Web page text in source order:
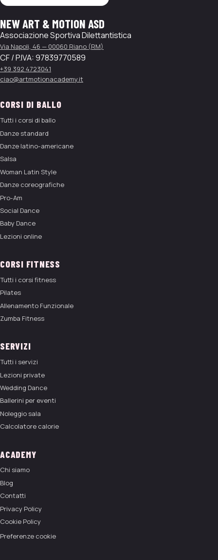
NEW ART & MOTION ASD
Associazione Sportiva Dilettantistica
Via Napoli, 46 — 00060 Riano (RM)
CF / P.IVA:97839770589
+39 392 4723041
ciao@artmotionacademy.it
CORSI DI BALLO
Tutti i corsi di ballo
Danze standard
Danze latino-americane
Salsa
Woman Latin Style
Danze coreografiche
Pro-Am
Social Dance
Baby Dance
Lezioni online
CORSI FITNESS
Tutti i corsi fitness
Pilates
Allenamento Funzionale
Zumba Fitness
SERVIZI
Tutti i servizi
Lezioni private
Wedding Dance
Ballerini per eventi
Noleggio sala
Calcolatore calorie
ACADEMY
Chi siamo
Blog
Contatti
Privacy Policy
Cookie Policy
Preferenze cookie